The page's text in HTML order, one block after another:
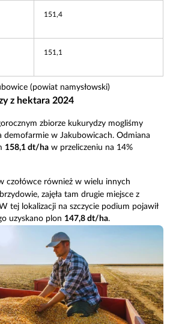
151,4
151,1
(powiat namysłowski)
z hektara 2024
zbiorze kukurydzy mogliśmy
demofarmie w Jakubowicach. Odmiana
158,1 dt/ha w przeliczeniu na 14%
czołówce również w wielu innych
zajęła tam drugie miejsce z
tej lokalizacji na szczycie podium pojawił
uzyskano plon 147,8 dt/ha.